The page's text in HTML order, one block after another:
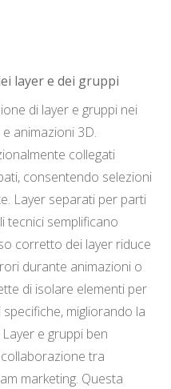
layer e dei gruppi
di layer e gruppi nei
animazioni 3D.
collegati
consentendo selezioni
Layer separati per parti
tecnici semplificano
corretto dei layer riduce
durante animazioni o
di isolare elementi per
migliorando la
e gruppi ben
tra
marketing. Questa